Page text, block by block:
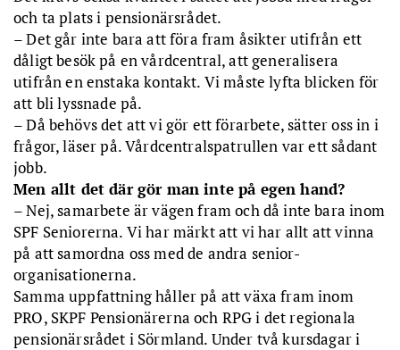
och ta plats i pensionärsrådet.
– Det går inte bara att föra fram åsikter utifrån ett
dåligt besök på en vårdcentral, att generalisera
utifrån en enstaka kontakt. Vi måste lyfta blicken för
att bli lyssnade på.
– Då behövs det att vi gör ett förarbete, sätter oss in i
frågor, läser på. Vårdcentralspatrullen var ett sådant
jobb.
Men allt det där gör man inte på egen hand?
– Nej, samarbete är vägen fram och då inte bara inom
SPF Seniorerna. Vi har märkt att vi har allt att vinna
på att samordna oss med de andra senior-
organisationerna.
Samma uppfattning håller på att växa fram inom
PRO, SKPF Pensionärerna och RPG i det regionala
pensionärsrådet i Sörmland. Under två kursdagar i